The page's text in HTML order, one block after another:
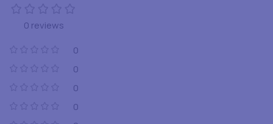
0 reviews
0
0
0
0